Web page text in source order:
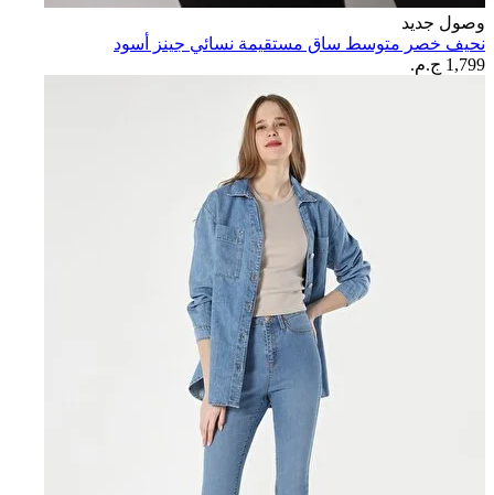
وصول جديد
نحيف خصر متوسط ساق مستقيمة نسائي جينز أسود
1,799 ج.م.‏